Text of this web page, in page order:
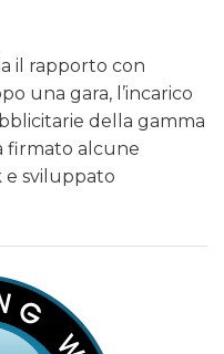
il rapporto con
una gara, l’incarico
della gamma
firmato alcune
e sviluppato